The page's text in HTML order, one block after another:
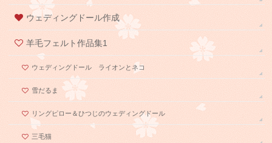
ウェディングドール作成
羊毛フェルト作品集1
ウェディングドール ライオンとネコ
雪だるま
リングピロー＆ひつじのウェディングドール
三毛猫